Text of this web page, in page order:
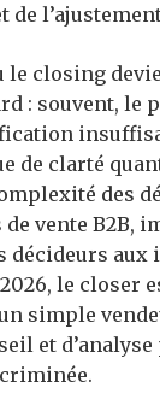
de
le closing
: souvent, le
de clarté
des
vente B2B,
décideurs aux
le closer
simple
et